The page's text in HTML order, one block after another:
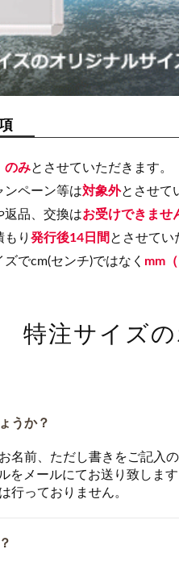
のみとさせていただきます。
ンペーン等は対象外とさせて
返品、交換はお受けできませ
もり 発行後14日間 とさせてい
でcm(センチ)ではなく mm
特注サイズ
うか？
名前、ただし書きをご記入の
をメールにてお送り致します
行っておりません。